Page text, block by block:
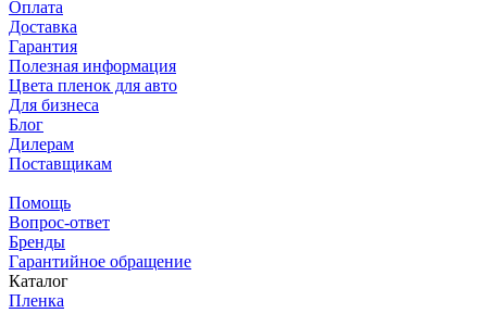
Оплата
Доставка
Гарантия
Полезная информация
Цвета пленок для авто
Для бизнеса
Блог
Дилерам
Поставщикам
Помощь
Вопрос-ответ
Бренды
Гарантийное обращение
Каталог
Пленка